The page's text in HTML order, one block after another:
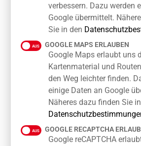
Gespür für die großen Momente
attraktive Preise gewinnen.
Tippen Sie den zukünftigen
Torschützenkönig der FIFA Fußball-
2026 und sichern Sie sich die
drei tollen Gewinnen.
SO FUNKTIONIERT'S
Das Gewinnspiel besteht aus zwei
verbessern. Dazu werden
Google übermittelt.
Sie in den
GOOGLE MAPS ERLAUBEN
Google Maps erlaubt uns
Kartenmaterial und
den Weg leichter finden.
einige Daten an Google
Näheres dazu finden Sie
GOOGLE RECAPTCHA
Google reCAPTCHA